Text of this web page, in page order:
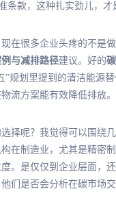
条款，这种扎实劲儿，才
在很多企业头疼的不是
与减排路径建议。好的
”规划里提到的清洁能源
流方案能有效降低排放
择呢？我觉得可以围绕几
在制造业，尤其是精密
。是仅仅到企业层面，
们是否会分析在碳市场